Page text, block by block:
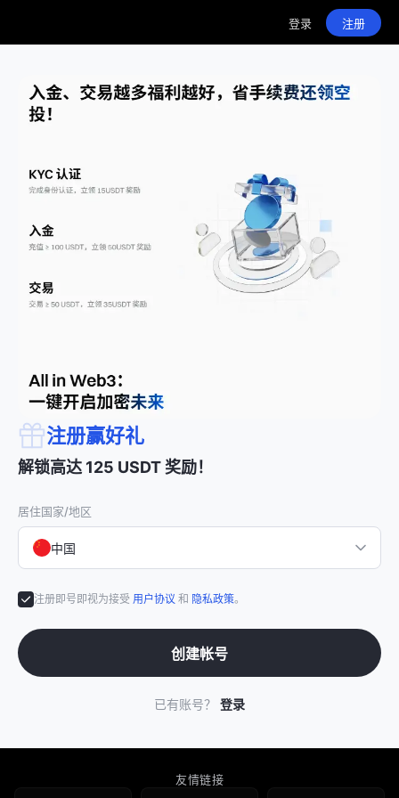
登录 注册
注册赢好礼
解锁高达 125 USDT 奖励！
居住国家/地区
中国
注册即号即视为接受 用户协议 和 隐私政策。
创建帐号
已有账号？ 登录
友情链接